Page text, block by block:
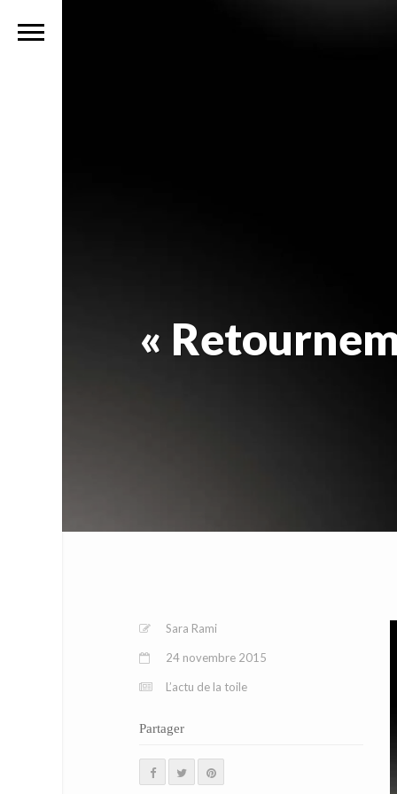
«
Sara Rami
24 novembre 2015
L’actu de la toile
Partager